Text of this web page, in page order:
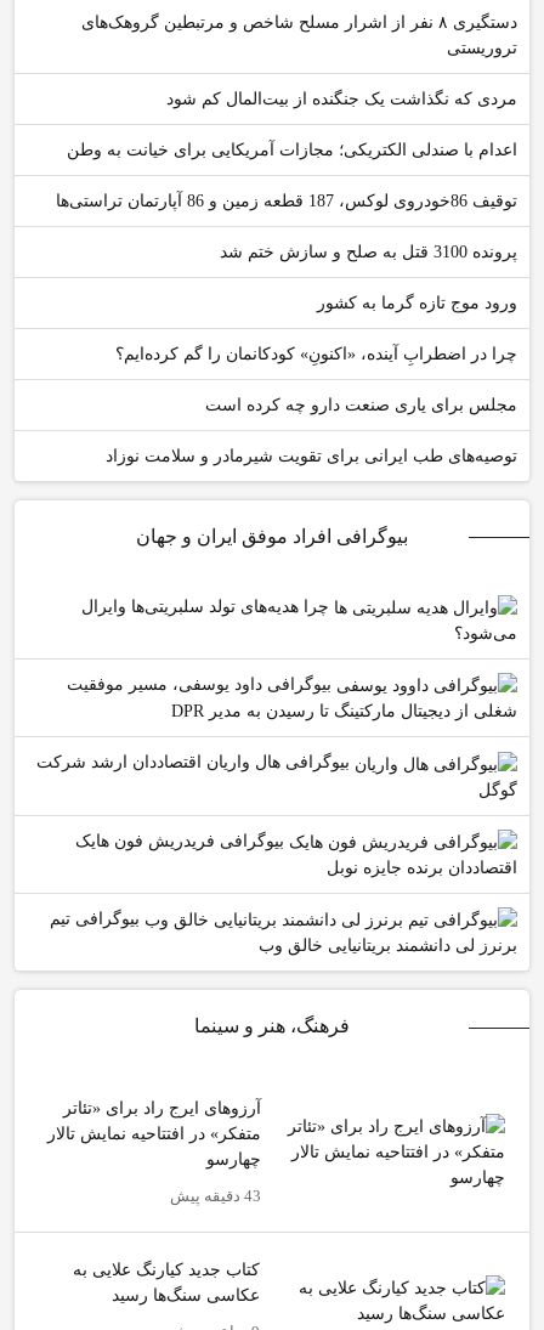
دستگیری ۸ نفر از اشرار مسلح شاخص و مرتبطین گروهک‌های
تروریستی
مردی که نگذاشت یک جنگنده از بیت‌المال کم شود
اعدام با صندلی الکتریکی؛ مجازات آمریکایی برای خیانت به وطن
توقیف 86خودروی لوکس، 187 قطعه زمین و 86 آپارتمان تراستی‌ها
پرونده 3100 قتل به صلح و سازش ختم شد
ورود موج تازه گرما به کشور
چرا در اضطرابِ آینده، «اکنونِ» کودکانمان را گم کرده‌ایم؟
مجلس برای یاری صنعت دارو چه کرده است
توصیه‌های طب ایرانی برای تقویت شیرمادر و سلامت نوزاد
بیوگرافی افراد موفق ایران و جهان
چرا هدیه‌های تولد سلبریتی‌ها وایرال
می‌شود؟
بیوگرافی داود یوسفی، مسیر موفقیت
شغلی از دیجیتال مارکتینگ تا رسیدن به مدیر DPR
بیوگرافی هال واریان اقتصاددان ارشد شرکت
گوگل
بیوگرافی فریدریش فون هایک
اقتصاددان برنده جایزه نوبل
بیوگرافی تیم
برنرز لی دانشمند بریتانیایی خالق وب
فرهنگ، هنر و سینما
آرزوهای ایرج راد برای «تئاتر
متفکر» در افتتاحیه نمایش تالار
چهارسو
43 دقیقه پیش
کتاب جدید کیارنگ علایی به
عکاسی سنگ‌ها رسید